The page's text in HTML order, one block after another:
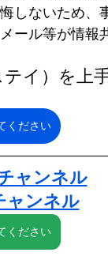
しないため、
ール等が情報
イ）を上
ください
ャンネル
ャンネル
ください